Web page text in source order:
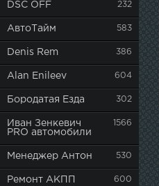
DSC OFF 232
АвтоТайм 583
Denis Rem 386
Alan Enileev 604
Бородатая Езда 302
Иван Зенкевич
PRO автомобили
1566
Менеджер Антон 530
Ремонт АКПП 600